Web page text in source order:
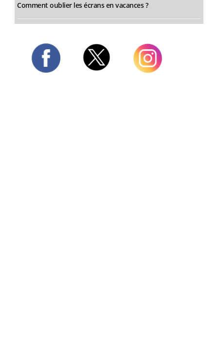
Comment oublier les écrans en vacances ?